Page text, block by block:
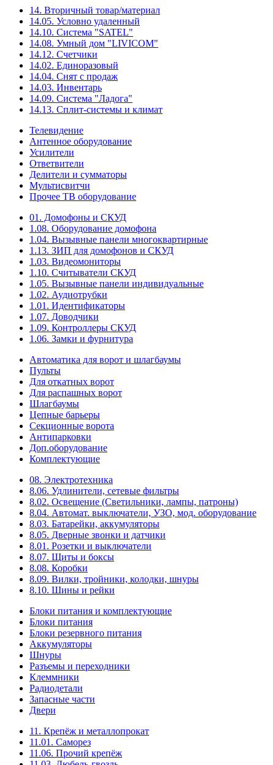
14. Вторичный товар/материал
14.05. Условно удаленный
14.10. Система "SATEL"
14.08. Умный дом "LIVICOM"
14.12. Счетчики
14.02. Единоразовый
14.04. Снят с продаж
14.03. Инвентарь
14.09. Система "Ладога"
14.13. Сплит-системы и климат
Телевидение
Антенное оборудование
Усилители
Ответвители
Делители и сумматоры
Мультисвитчи
Прочее ТВ оборудование
01. Домофоны и СКУД
1.08. Оборудование домофона
1.04. Вызывные панели многоквартирные
1.13. ЗИП для домофонов и СКУД
1.03. Видеомониторы
1.10. Считыватели СКУД
1.05. Вызывные панели индивидуальные
1.02. Аудиотрубки
1.01. Идентификаторы
1.07. Доводчики
1.09. Контроллеры СКУД
1.06. Замки и фурнитура
Автоматика для ворот и шлагбаумы
Пульты
Для откатных ворот
Для распашных ворот
Шлагбаумы
Цепные барьеры
Секционные ворота
Антипарковки
Доп.оборудование
Комплектующие
08. Электротехника
8.06. Удлинители, сетевые фильтры
8.02. Освещение (Светильники, лампы, патроны)
8.04. Автомат. выключатели, УЗО, мод. оборудование
8.03. Батарейки, аккумуляторы
8.05. Дверные звонки и датчики
8.01. Розетки и выключатели
8.07. Щиты и боксы
8.08. Коробки
8.09. Вилки, тройники, колодки, шнуры
8.10. Шины и рейки
Блоки питания и комплектующие
Блоки питания
Блоки резервного питания
Аккумуляторы
Шнуры
Разъемы и переходники
Клеммники
Радиодетали
Запасные части
Двери
11. Крепёж и металлопрокат
11.01. Саморез
11.06. Прочий крепёж